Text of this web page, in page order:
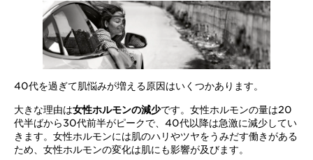
40代を過ぎて肌悩みが増える原因はいくつかあります。
大きな理由は女性ホルモンの減少です。女性ホルモンの量は20
代半ばから30代前半がピークで、40代以降は急激に減少してい
きます。女性ホルモンには肌のハリやツヤをうみだす働きがある
ため、女性ホルモンの変化は肌にも影響が及びます。